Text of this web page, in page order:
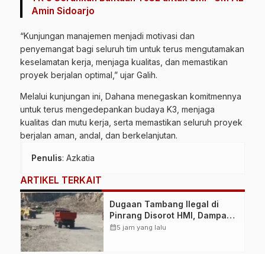
Amin Sidoarjo
“Kunjungan manajemen menjadi motivasi dan
penyemangat bagi seluruh tim untuk terus mengutamakan
keselamatan kerja, menjaga kualitas, dan memastikan
proyek berjalan optimal,” ujar Galih.
Melalui kunjungan ini, Dahana menegaskan komitmennya
untuk terus mengedepankan budaya K3, menjaga
kualitas dan mutu kerja, serta memastikan seluruh proyek
berjalan aman, andal, dan berkelanjutan.
Penulis: Azkatia
ARTIKEL TERKAIT
Dugaan Tambang Ilegal di
Pinrang Disorot HMI, Dampak
Lingkungan Jadi Perhatian
calendar_month5 jam yang lalu